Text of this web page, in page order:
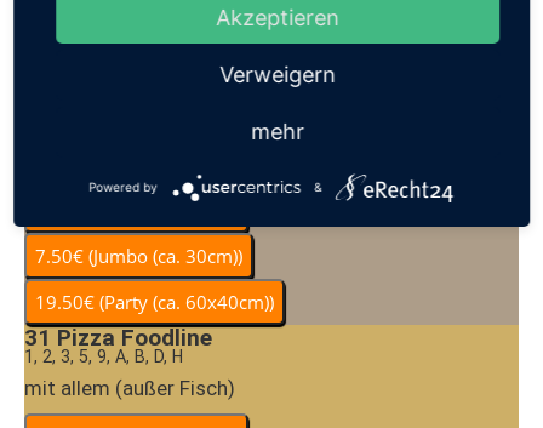
31 Pizza Foodline
1, 2, 3, 5, 9, A, B, D, H
mit allem (außer Fisch)
Akzeptieren
Verweigern
mehr
Powered by &